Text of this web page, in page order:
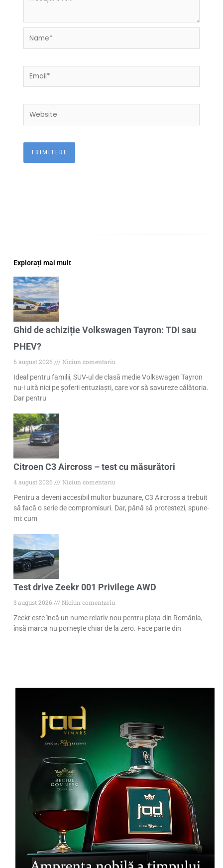
Name*
Email*
Website
Explorați mai mult
Ghid de achiziție Volkswagen Tayron: TDI sau
PHEV?
6 august 2026
Niciun comentariu
Ideal pentru familii, SUV-ul de clasă medie Volkswagen Tayron
nu-i uită nici pe șoferii entuziaști, care vor să savureze călătoria.
Dar pentru
Citroen C3 Aircross – test cu măsurători
4 august 2026
Niciun comentariu
Pentru a deveni accesibil multor buzunare, C3 Aircross a trebuit
să facă o serie de compromisuri. Dar, până să protestezi, spune-
mi: cum
Test drive Zeekr 001 Privilege AWD
3 august 2026
Niciun comentariu
Zeekr este încă un nume relativ nou pentru piața din România,
însă marca nu pornește chiar de la zero. Face parte din